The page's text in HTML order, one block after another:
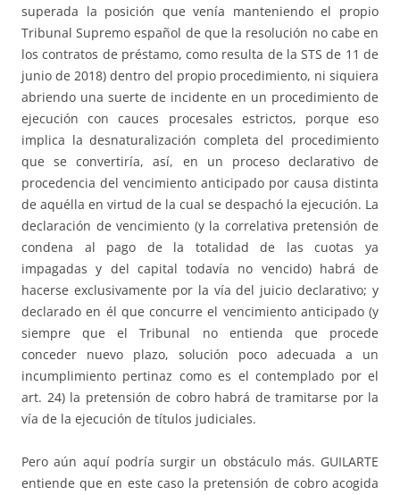
superada la posición que venía manteniendo el propio
Tribunal Supremo español de que la resolución no cabe en
los contratos de préstamo, como resulta de la STS de 11 de
junio de 2018) dentro del propio procedimiento, ni siquiera
abriendo una suerte de incidente en un procedimiento de
ejecución con cauces procesales estrictos, porque eso
implica la desnaturalización completa del procedimiento
que se convertiría, así, en un proceso declarativo de
procedencia del vencimiento anticipado por causa distinta
de aquélla en virtud de la cual se despachó la ejecución. La
declaración de vencimiento (y la correlativa pretensión de
condena al pago de la totalidad de las cuotas ya
impagadas y del capital todavía no vencido) habrá de
hacerse exclusivamente por la vía del juicio declarativo; y
declarado en él que concurre el vencimiento anticipado (y
siempre que el Tribunal no entienda que procede
conceder nuevo plazo, solución poco adecuada a un
incumplimiento pertinaz como es el contemplado por el
art. 24) la pretensión de cobro habrá de tramitarse por la
vía de la ejecución de títulos judiciales.
Pero aún aquí podría surgir un obstáculo más. GUILARTE
entiende que en este caso la pretensión de cobro acogida